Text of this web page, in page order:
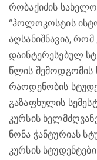
რობაქიძის
“ჰოლოკოსტის
აღსანიშნავია,
დაინტერესებულ
წლის შემოდგომის
რაოდენობის
გაზაფხულის
კურსის
ნონა ჭანტურიას
კურსის